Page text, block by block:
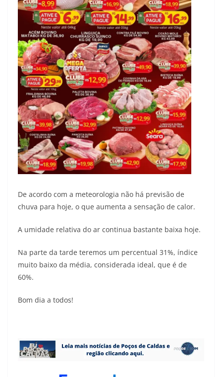
De acordo com a meteorologia não há previsão de
chuva para hoje, o que aumenta a sensação de calor.
A umidade relativa do ar continua bastante baixa hoje.
Na parte da tarde teremos um percentual 31%, índice
muito baixo da média, considerada ideal, que é de
60%.
Bom dia a todos!